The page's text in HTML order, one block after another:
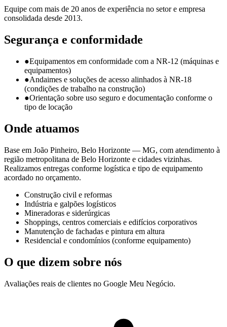
Equipe com mais de 20 anos de experiência no setor e empresa
consolidada desde 2013.
Segurança e conformidade
●Equipamentos em conformidade com a NR-12 (máquinas e
equipamentos)
●Andaimes e soluções de acesso alinhados à NR-18
(condições de trabalho na construção)
●Orientação sobre uso seguro e documentação conforme o
tipo de locação
Onde atuamos
Base em João Pinheiro, Belo Horizonte — MG, com atendimento à
região metropolitana de Belo Horizonte e cidades vizinhas.
Realizamos entregas conforme logística e tipo de equipamento
acordado no orçamento.
Construção civil e reformas
Indústria e galpões logísticos
Mineradoras e siderúrgicas
Shoppings, centros comerciais e edifícios corporativos
Manutenção de fachadas e pintura em altura
Residencial e condomínios (conforme equipamento)
O que dizem sobre nós
Avaliações reais de clientes no Google Meu Negócio.